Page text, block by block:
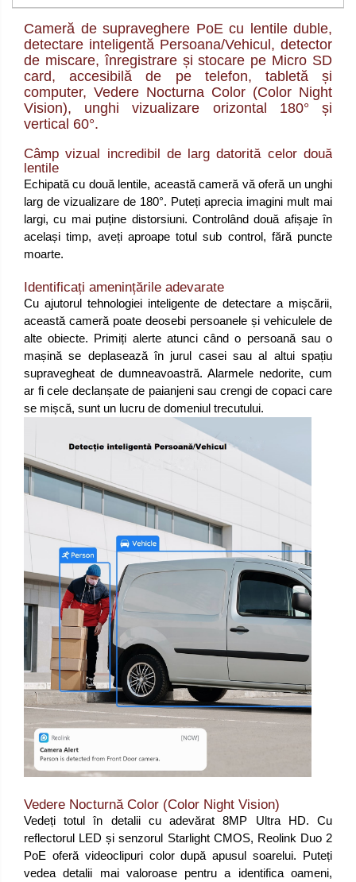
Cameră de supraveghere PoE cu lentile duble,
detectare inteligentă Persoana/Vehicul, detector
de miscare, înregistrare și stocare pe Micro SD
card, accesibilă de pe telefon, tabletă și
computer, Vedere Nocturna Color (Color Night
Vision), unghi vizualizare orizontal 180° și
vertical 60°.
Câmp vizual incredibil de larg datorită celor două
lentile
Echipată cu două lentile, această cameră vă oferă un unghi
larg de vizualizare de 180°. Puteți aprecia imagini mult mai
largi, cu mai puține distorsiuni. Controlând două afișaje în
același timp, aveți aproape totul sub control, fără puncte
moarte.
Identificați amenințările adevarate
Cu ajutorul tehnologiei inteligente de detectare a mișcării,
această cameră poate deosebi persoanele și vehiculele de
alte obiecte. Primiți alerte atunci când o persoană sau o
mașină se deplasează în jurul casei sau al altui spațiu
supravegheat de dumneavoastră. Alarmele nedorite, cum
ar fi cele declanșate de paianjeni sau crengi de copaci care
se mișcă, sunt un lucru de domeniul trecutului.
Vedere Nocturnă Color (Color Night Vision)
Vedeți totul în detalii cu adevărat 8MP Ultra HD. Cu
reflectorul LED și senzorul Starlight CMOS, Reolink Duo 2
PoE oferă videoclipuri color după apusul soarelui. Puteți
vedea detalii mai valoroase pentru a identifica oameni,